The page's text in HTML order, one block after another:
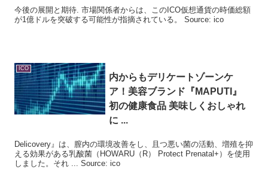
今後の展開と期待. 市場関係者からは、このICO仮想通貨の時価総額
が1億ドルを突破する可能性が指摘されている。 Source: ico
ICO
内からもデリケートゾーンケ
ア！美容ブランド『MAPUTI』
初の健康食品 美味しくおしゃれ
に ...
Delicovery』は、膣内の環境改善をし、且つ悪い菌の活動、増殖を抑
える効果がある乳酸菌（HOWARU（R） Protect Prenatal+）を使用
しました。それ ... Source: ico